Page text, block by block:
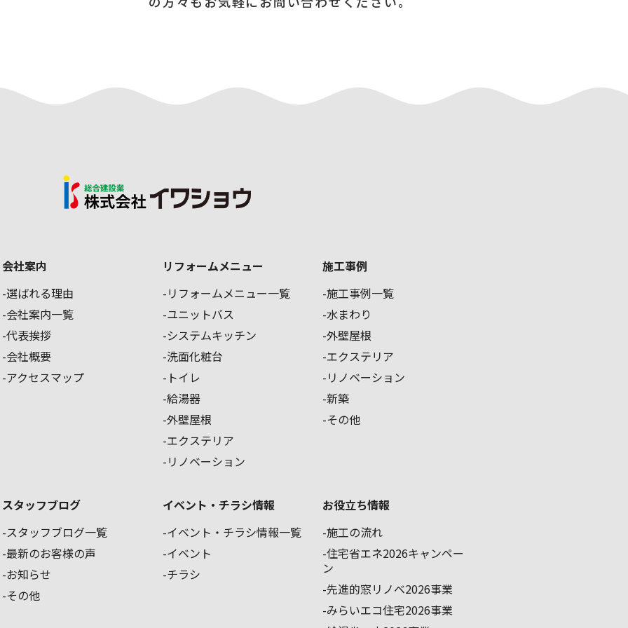
会社案内
選ばれる理由
会社案内一覧
代表挨拶
会社概要
アクセスマップ
リフォームメニュー
リフォームメニュー一覧
ユニットバス
システムキッチン
洗面化粧台
トイレ
給湯器
外壁屋根
エクステリア
リノベーション
施工事例
施工事例一覧
水まわり
外壁屋根
エクステリア
リノベーション
新築
その他
スタッフブログ
スタッフブログ一覧
最新のお客様の声
お知らせ
その他
イベント・チラシ情報
イベント・チラシ情報一覧
イベント
チラシ
お役立ち情報
施工の流れ
住宅省エネ2026キャンペー
ン
先進的窓リノベ2026事業
みらいエコ住宅2026事業